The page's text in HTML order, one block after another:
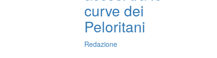
curve dei
Peloritani
Redazione